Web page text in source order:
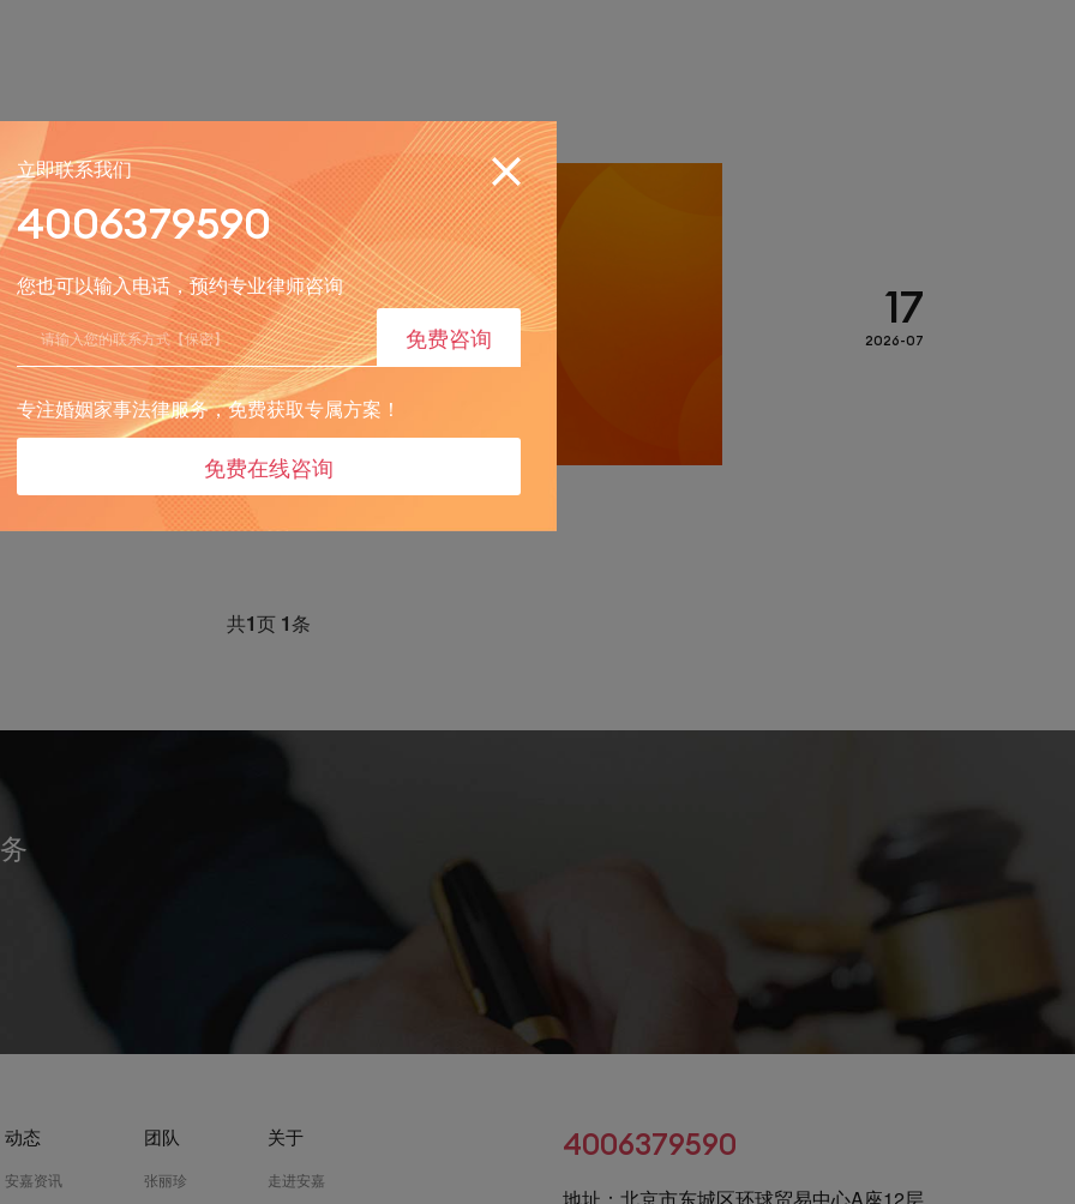
17
2026-07
共1页 1条
动态
安嘉资讯
团队
张丽珍
关于
走进安嘉
4006379590
立即联系我们
4006379590
您也可以输入电话，预约专业律师咨询
免费咨询
专注婚姻家事法律服务，免费获取专属方案！
免费在线咨询